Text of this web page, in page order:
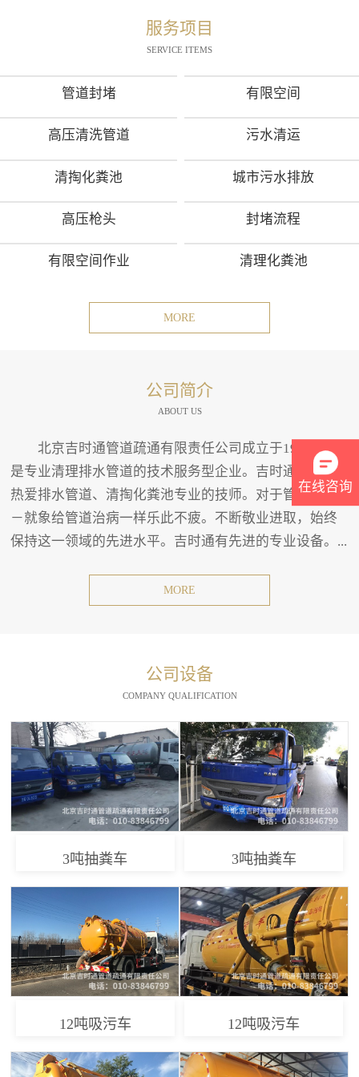
服务项目
SERVICE ITEMS
管道封堵 有限空间
高压清洗管道 污水清运
清掏化粪池 城市污水排放
高压枪头 封堵流程
有限空间作业 清理化粪池
MORE
公司简介
ABOUT US
北京吉时通管道疏通有限责任公司成立于1994年。
是专业清理排水管道的技术服务型企业。吉时通有一班
热爱排水管道、清掏化粪池专业的技师。对于管道疏通
－就象给管道治病一样乐此不疲。不断敬业进取，始终
保持这一领域的先进水平。吉时通有先进的专业设备。...
MORE
公司设备
COMPANY QUALIFICATION
3吨抽粪车 3吨抽粪车
12吨吸污车 12吨吸污车
在线咨询